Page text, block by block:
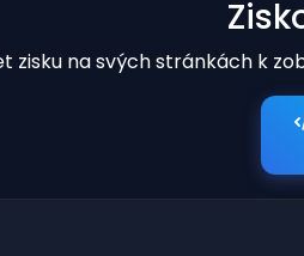
zisku na svých stránkách k